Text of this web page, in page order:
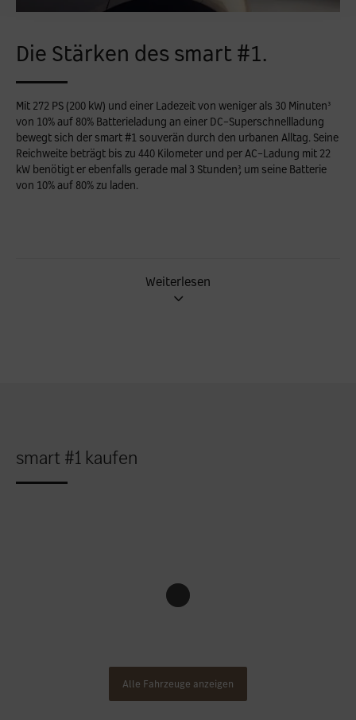
Die Stärken des smart #1.
Mit 272 PS (200 kW) und einer Ladezeit von weniger als 30 Minuten³
von 10% auf 80% Batterieladung an einer DC-Superschnellladung
bewegt sich der smart #1 souverän durch den urbanen Alltag. Seine
Reichweite beträgt bis zu 440 Kilometer und per AC-Ladung mit 22
kW benötigt er ebenfalls gerade mal 3 Stunden³, um seine Batterie
von 10% auf 80% zu laden.
Weiterlesen
smart #1 kaufen
Alle Fahrzeuge anzeigen